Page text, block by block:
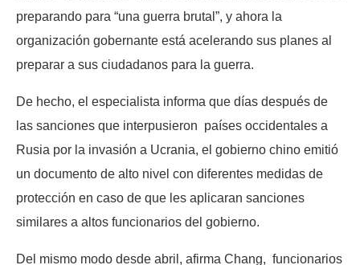
preparando para “una guerra brutal”, y ahora la
organización gobernante está acelerando sus planes al
preparar a sus ciudadanos para la guerra.
De hecho, el especialista informa que días después de
las sanciones que interpusieron países occidentales a
Rusia por la invasión a Ucrania, el gobierno chino emitió
un documento de alto nivel con diferentes medidas de
protección en caso de que les aplicaran sanciones
similares a altos funcionarios del gobierno.
Del mismo modo desde abril, afirma Chang, funcionarios